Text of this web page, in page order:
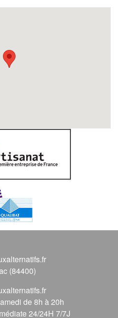
(84400)
de 8h à 20h
24/24H 7/7J